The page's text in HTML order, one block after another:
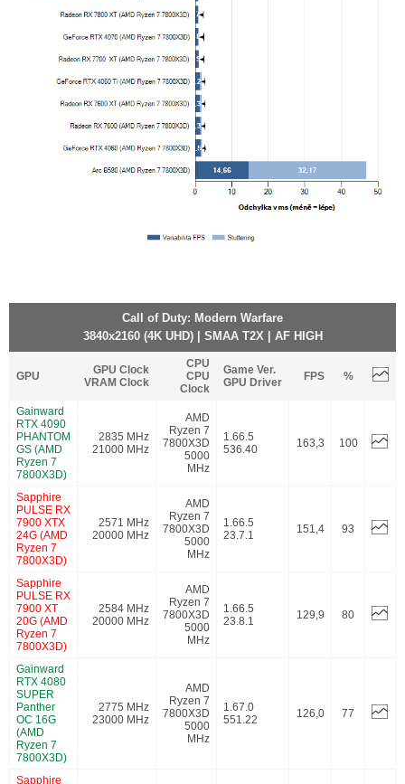
Call of Duty: Modern Warfare
3840x2160 (4K UHD) | SMAA T2X | AF HIGH
GPU
GPU Clock
VRAM Clock
CPU
CPU
Clock
Game Ver.
GPU Driver
FPS %
Gainward
RTX 4090
PHANTOM
GS (AMD
Ryzen 7
7800X3D)
2835 MHz
21000 MHz
AMD
Ryzen 7
7800X3D
5000
MHz
1.66.5
536.40
163,3 100
Sapphire
PULSE RX
7900 XTX
24G (AMD
Ryzen 7
7800X3D)
2571 MHz
20000 MHz
AMD
Ryzen 7
7800X3D
5000
MHz
1.66.5
23.7.1
151,4 93
Sapphire
PULSE RX
7900 XT
20G (AMD
Ryzen 7
7800X3D)
2584 MHz
20000 MHz
AMD
Ryzen 7
7800X3D
5000
MHz
1.66.5
23.8.1
129,9 80
Gainward
RTX 4080
SUPER
Panther
OC 16G
(AMD
Ryzen 7
7800X3D)
2775 MHz
23000 MHz
AMD
Ryzen 7
7800X3D
5000
MHz
1.67.0
551.22
126,0 77
Sapphire